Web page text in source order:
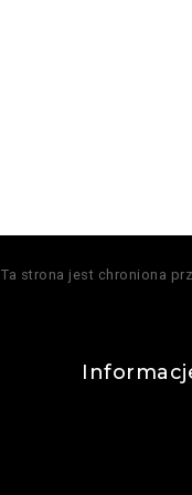
Ta strona jest chroniona